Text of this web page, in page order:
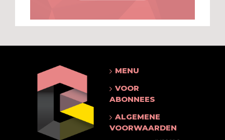
MENU
VOOR
ABONNEES
ALGEMENE
VOORWAARDEN